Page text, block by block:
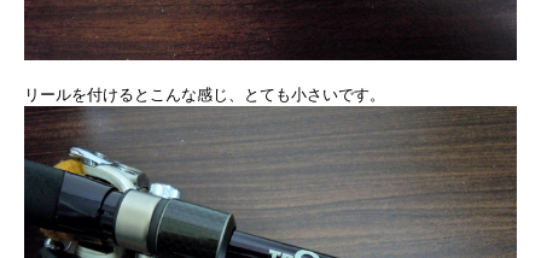
リールを付けるとこんな感じ、とても小さいです。